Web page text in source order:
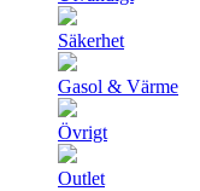
Säkerhet
Gasol & Värme
Övrigt
Outlet